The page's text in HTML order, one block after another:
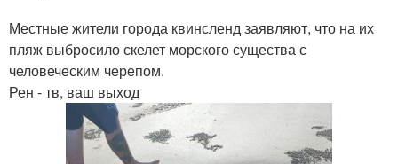
Местные жители города квинсленд заявляют, что на их
пляж выбросило скелет морского существа с
человеческим черепом.
Рен - тв, ваш выход